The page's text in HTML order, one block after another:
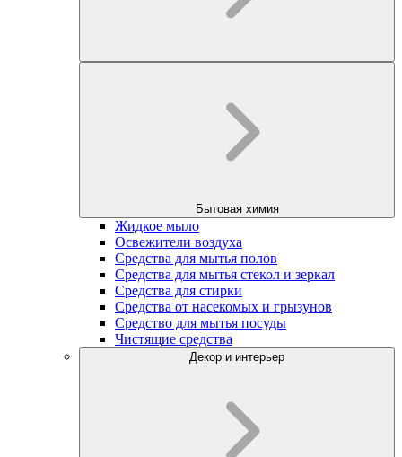
Бытовая химия
Жидкое мыло
Освежители воздуха
Средства для мытья полов
Средства для мытья стекол и зеркал
Средства для стирки
Средства от насекомых и грызунов
Средство для мытья посуды
Чистящие средства
Декор и интерьер